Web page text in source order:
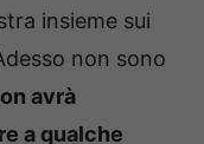
insieme sui
non sono
avrà
a qualche